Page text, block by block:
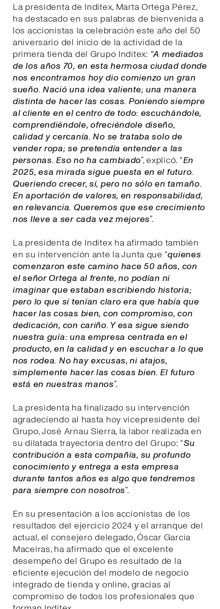
La presidenta de Inditex, Marta Ortega Pérez,
ha destacado en sus palabras de bienvenida a
los accionistas la celebración este año del 50
aniversario del inicio de la actividad de la
primera tienda del Grupo Inditex: “A mediados
de los años 70, en esta hermosa ciudad donde
nos encontramos hoy dio comienzo un gran
sueño. Nació una idea valiente; una manera
distinta de hacer las cosas. Poniendo siempre
al cliente en el centro de todo: escuchándole,
comprendiéndole, ofreciéndole diseño,
calidad y cercanía. No se trataba solo de
vender ropa; se pretendía entender a las
personas. Eso no ha cambiado”, explicó. “En
2025, esa mirada sigue puesta en el futuro.
Queriendo crecer, sí, pero no sólo en tamaño.
En aportación de valores, en responsabilidad,
en relevancia. Queremos que ese crecimiento
nos lleve a ser cada vez mejores”.
La presidenta de Inditex ha afirmado también
en su intervención ante la Junta que “quienes
comenzaron este camino hace 50 años, con
el señor Ortega al frente, no podían ni
imaginar que estaban escribiendo historia;
pero lo que sí tenían claro era que había que
hacer las cosas bien, con compromiso, con
dedicación, con cariño. Y esa sigue siendo
nuestra guía: una empresa centrada en el
producto, en la calidad y en escuchar a lo que
nos rodea. No hay excusas, ni atajos,
simplemente hacer las cosas bien. El futuro
está en nuestras manos”.
La presidenta ha finalizado su intervención
agradeciendo al hasta hoy vicepresidente del
Grupo, José Arnau Sierra, la labor realizada en
su dilatada trayectoria dentro del Grupo: “Su
contribución a esta compañía, su profundo
conocimiento y entrega a esta empresa
durante tantos años es algo que tendremos
para siempre con nosotros”.
En su presentación a los accionistas de los
resultados del ejercicio 2024 y el arranque del
actual, el consejero delegado, Óscar García
Maceiras, ha afirmado que el excelente
desempeño del Grupo es resultado de la
eficiente ejecución del modelo de negocio
integrado de tienda y online, gracias al
compromiso de todos los profesionales que